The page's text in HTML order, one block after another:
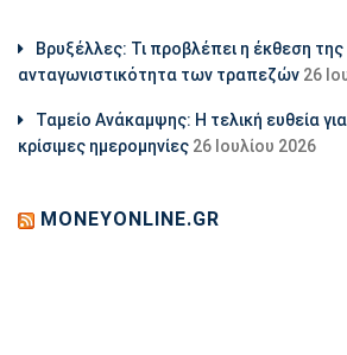
Βρυξέλλες: Τι προβλέπει η έκθεση της
ανταγωνιστικότητα των τραπεζών 26
Ταμείο Ανάκαμψης: Η τελική ευθεία
κρίσιμες ημερομηνίες 26 Ιουλίου 2026
MONEYONLINE.GR